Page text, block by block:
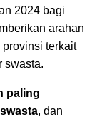
2024 bagi
arahan
terkait
swasta.
paling
, dan